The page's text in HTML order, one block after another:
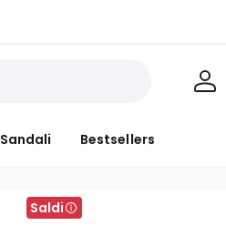
Sandali Bestsellers
Saldi